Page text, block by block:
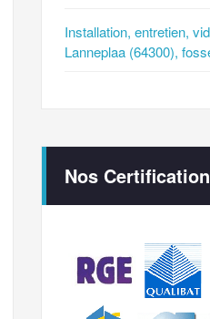
Installation, entretien,
Lanneplaa (64300),
Nos